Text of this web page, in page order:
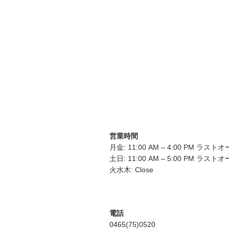
営業時間
月金: 11:00 AM – 4:00 PM ラストオ
土日: 11:00 AM – 5:00 PM ラストオ
火水木: Close
電話
0465(75)0520